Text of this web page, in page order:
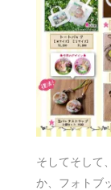
そしてそして
か、フォトブ